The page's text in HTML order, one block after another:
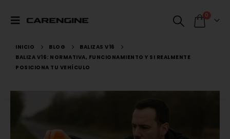
0
INICIO BLOG
BALIZAS V16
BALIZA V16: NORMATIVA, FUNCIONAMIENTO Y SI REALMENTE
POSICIONA TU VEHÍCULO